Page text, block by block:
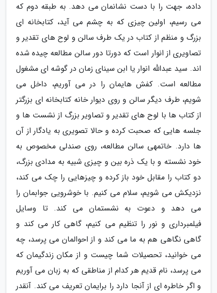
داده، جهت را با دست نشانمان می دهد. به طبقه دوم که
می رسیم، اولین چیزی که به چشم می آید، کتابخانه ای
بزرگ و منظم از کتاب در یک طرف سالن و لوح های تقدیر و
تصاویری از انوار است که دورتا دور سالن مطالعه چیده شده
اند. سید عبدالله انوار یا ابن سینای زمان در گوشه ای مشغول
مطالعه است. کفش هایمان را در می آوریم، داخل می
شویم، طرف دیگر سالن و روی دیوار خانه کتابخانه ای بزرگتر
از کتاب ها با لوح های تقدیر و تصاویر بزرگ از نشست ها و
جلسه هایی که صحبت کرده و حالا تصویری به یادگار از آن
ها دارد. خاتمهی سالن مطالعه، روی صندلی مخصوص به
خود نشسته و با یک ذره بین و چیزی شبیه به مدادی بزرگ،
دو کتاب را مقابل خود باز کرده و چیزهایی را چک می کند،
نزدیکش می شویم، سلام می کنیم. با خوشرویی جوابمان را
می دهد و دعوت به نشستمان می کند. تا وسایل
فیلمبرداری و نور را تنظیم می کنیم، گاهی کار می کند و
گاهی نگاهی هم به ما می کند و از احوالمان می پرسد، چه
می خوانید، تحصیلات شما چیست و از مکان زندگیمان که
می پرسد، نام قدیم هر کدام از مناطقی که به زبان می آوریم
و اگر خاطره ای از آنجا دارد را برایمان تعریف می کند. آنقدر